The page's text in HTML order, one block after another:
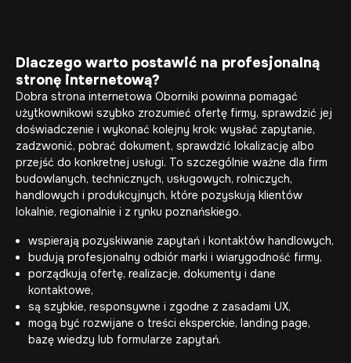
Dlaczego warto postawić na profesjonalną
stronę internetową?
Dobra strona internetowa Oborniki powinna pomagać
użytkownikowi szybko zrozumieć ofertę firmy, sprawdzić jej
doświadczenie i wykonać kolejny krok: wysłać zapytanie,
zadzwonić, pobrać dokument, sprawdzić lokalizację albo
przejść do konkretnej usługi. To szczególnie ważne dla firm
budowlanych, technicznych, usługowych, rolniczych,
handlowych i produkcyjnych, które pozyskują klientów
lokalnie, regionalnie i z rynku poznańskiego.
wspierają pozyskiwanie zapytań i kontaktów handlowych,
budują profesjonalny odbiór marki i wiarygodność firmy,
porządkują ofertę, realizacje, dokumenty i dane
kontaktowe,
są szybkie, responsywne i zgodne z zasadami UX,
mogą być rozwijane o treści eksperckie, landing page,
bazę wiedzy lub formularze zapytań.